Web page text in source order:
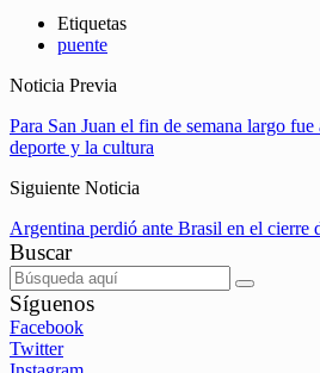
Etiquetas
puente
Noticia Previa
Para San Juan el fin de semana largo
deporte y la cultura
Siguiente Noticia
Argentina perdió ante Brasil en el cierre
Buscar
Síguenos
Facebook
Twitter